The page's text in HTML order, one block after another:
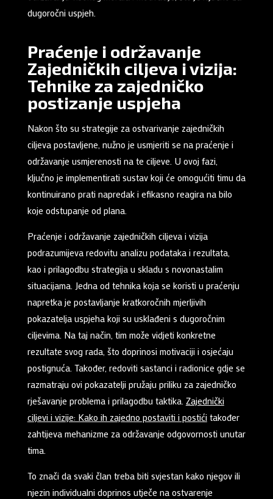
dugoročni uspjeh.
Praćenje i održavanje
Zajedničkih ciljeva i vizija:
Tehnike za zajedničko
postizanje uspjeha
Nakon što su strategije za ostvarivanje zajedničkih
ciljeva postavljene, nužno je usmjeriti se na praćenje i
održavanje usmjerenosti na te ciljeve. U ovoj fazi,
ključno je implementirati sustav koji će omogućiti timu da
kontinuirano prati napredak i efikasno reagira na bilo
koje odstupanje od plana.
Praćenje i održavanje zajedničkih ciljeva i vizija
podrazumijeva redovitu analizu podataka i rezultata,
kao i prilagodbu strategija u skladu s novonastalim
situacijama. Jedna od tehnika koja se koristi u praćenju
napretka je postavljanje kratkoročnih mjerljivih
pokazatelja uspjeha koji su usklađeni s dugoročnim
ciljevima. Na taj način, tim može vidjeti konkretne
rezultate svog rada, što doprinosi motivaciji i osjećaju
postignuća. Također, redoviti sastanci i radionice gdje se
razmatraju ovi pokazatelji pružaju priliku za zajedničko
rješavanje problema i prilagodbu taktika. Zajednički
ciljevi i vizije: Kako ih zajedno postaviti i postićitakođer
zahtijeva mehanizme za održavanje odgovornosti unutar
tima.
To znači da svaki član treba biti svjestan kako njegov ili
njezin individualni doprinos utječe na ostvarenje